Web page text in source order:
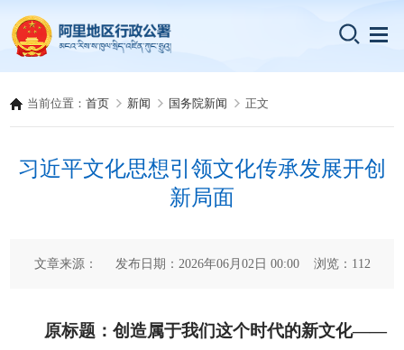
当前位置：首页 新闻 国务院新闻 正文
习近平文化思想引领文化传承发展开创
新局面
文章来源： 发布日期：2026年06月02日 00:00 浏览： 112
原标题：创造属于我们这个时代的新文化——